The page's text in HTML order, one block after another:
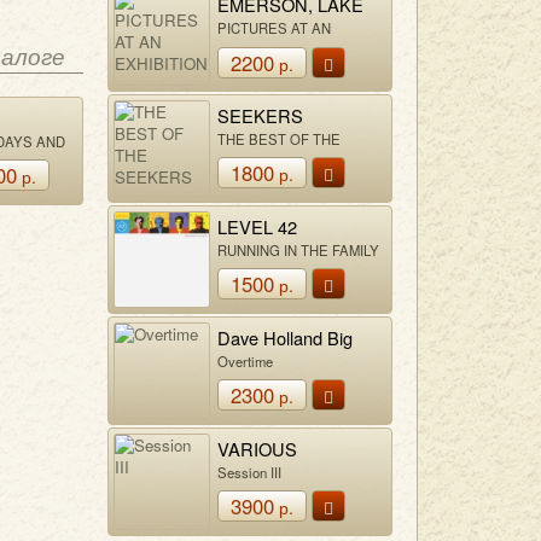
AND
р.
& PALMER
PICTURES AT AN
EXHIBITION
2200р.
SEEKERS
THE BEST OF THE
SEEKERS
1800р.
LEVEL 42
RUNNING IN THE FAMILY
1500р.
Dave Holland Big
Band
Overtime
2300р.
VARIOUS
Session III
3900р.